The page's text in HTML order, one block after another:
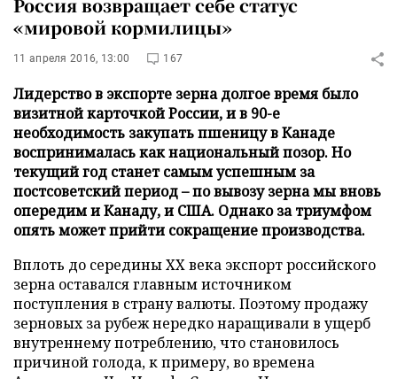
Россия возвращает себе статус
«мировой кормилицы»
11 апреля 2016, 13:00 167
Лидерство в экспорте зерна долгое время было
визитной карточкой России, и в 90-е
необходимость закупать пшеницу в Канаде
воспринималась как национальный позор. Но
текущий год станет самым успешным за
постсоветский период – по вывозу зерна мы вновь
опередим и Канаду, и США. Однако за триумфом
опять может прийти сокращение производства.
Вплоть до середины XX века экспорт российского
зерна оставался главным источником
поступления в страну валюты. Поэтому продажу
зерновых за рубеж нередко наращивали в ущерб
внутреннему потреблению, что становилось
причиной голода, к примеру, во времена